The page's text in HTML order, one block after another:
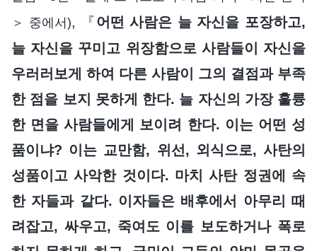
＞ 중에서), 『 어떤 사람은 늘 자신을 포장하고,
늘 자신을 꾸미고 위장함으로 사람들이 자신을
우러러보게 하여 다른 사람이 그의 결점과 부족
한 점을 보지 못하게 한다. 늘 자신의 가장 훌륭
한 면을 사람들에게 보이려 한다. 이는 어떤 성
품이냐? 이는 교만함, 위선, 외식으로, 사탄의
성품이고 사악한 것이다. 마치 사탄 정권에 속
한 자들과 같다. 이자들은 배후에서 아무리 때
려잡고, 싸우고, 죽여도 이를 보도하거나 폭로